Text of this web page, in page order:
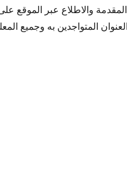
والاطلاع عبر الموقع
المتواجدين به وجميع